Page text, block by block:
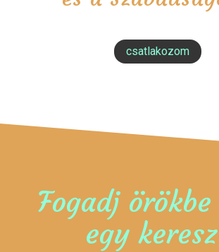
csatlakozom
Fogadj örökbe
egy